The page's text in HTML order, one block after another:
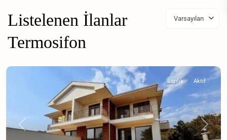
Varsayılan
Listelenen İlanlar
Termosifon
Previous Next
Satılık Aktif